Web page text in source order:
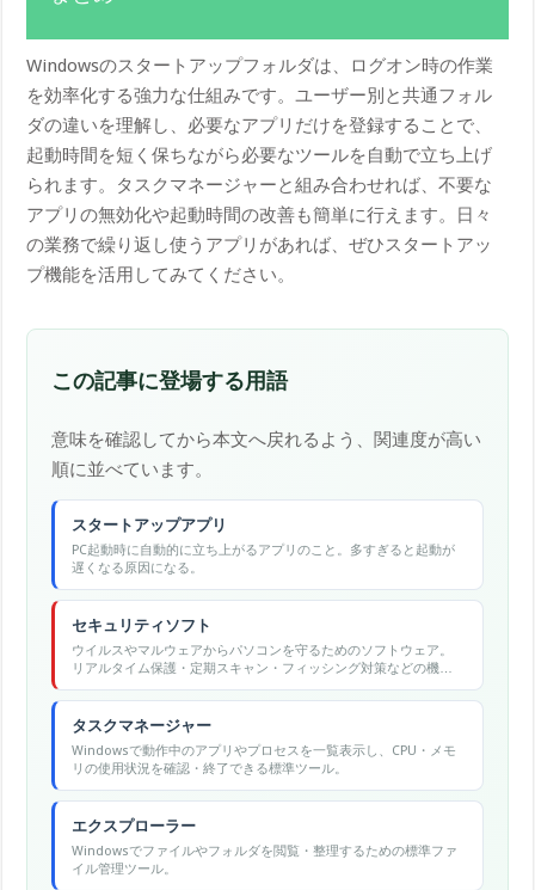
Windowsのスタートアップフォルダは、ログオン時の作業
を効率化する強力な仕組みです。ユーザー別と共通フォル
ダの違いを理解し、必要なアプリだけを登録することで、
起動時間を短く保ちながら必要なツールを自動で立ち上げ
られます。タスクマネージャーと組み合わせれば、不要な
アプリの無効化や起動時間の改善も簡単に行えます。日々
の業務で繰り返し使うアプリがあれば、ぜひスタートアッ
プ機能を活用してみてください。
この記事に登場する用語
意味を確認してから本文へ戻れるよう、関連度が高い
順に並べています。
スタートアップアプリ
PC起動時に自動的に立ち上がるアプリのこと。多すぎると起動が
遅くなる原因になる。
セキュリティソフト
ウイルスやマルウェアからパソコンを守るためのソフトウェア。
リアルタイム保護・定期スキャン・フィッシング対策などの機能
を備え、Windowsに標準搭載のWindows Defenderのほか、有料
の専用ソフトも広く利用されています。
タスクマネージャー
Windowsで動作中のアプリやプロセスを一覧表示し、CPU・メモ
リの使用状況を確認・終了できる標準ツール。
エクスプローラー
Windowsでファイルやフォルダを閲覧・整理するための標準ファ
イル管理ツール。